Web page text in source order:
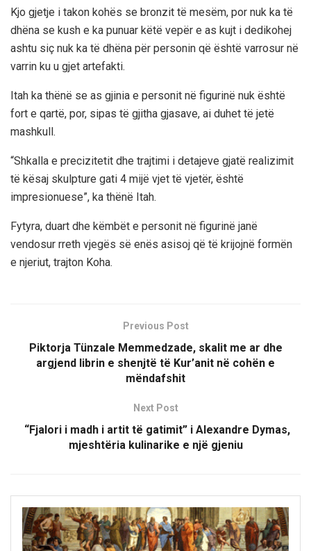
Kjo gjetje i takon kohës se bronzit të mesëm, por nuk ka të
dhëna se kush e ka punuar këtë vepër e as kujt i dedikohej
ashtu siç nuk ka të dhëna për personin që është varrosur në
varrin ku u gjet artefakti.
Itah ka thënë se as gjinia e personit në figurinë nuk është
fort e qartë, por, sipas të gjitha gjasave, ai duhet të jetë
mashkull.
“Shkalla e precizitetit dhe trajtimi i detajeve gjatë realizimit
të kësaj skulpture gati 4 mijë vjet të vjetër, është
impresionuese”, ka thënë Itah.
Fytyra, duart dhe këmbët e personit në figurinë janë
vendosur rreth vjegës së enës asisoj që të krijojnë formën
e njeriut, trajton Koha.
Previous Post
Piktorja Tünzale Memmedzade, skalit me ar dhe
argjend librin e shenjtë të Kur’anit në cohën e
mëndafshit
Next Post
“Fjalori i madh i artit të gatimit” i Alexandre Dymas,
mjeshtëria kulinarike e një gjeniu